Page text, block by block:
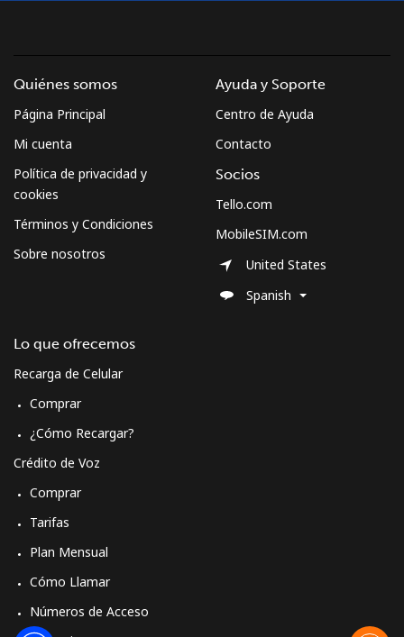
Quiénes somos
Página Principal
Mi cuenta
Política de privacidad y
cookies
Términos y Condiciones
Sobre nosotros
Lo que ofrecemos
Recarga de Celular
Comprar
¿Cómo Recargar?
Crédito de Voz
Comprar
Tarifas
Plan Mensual
Cómo Llamar
Números de Acceso
Ayuda y Soporte
Centro de Ayuda
Contacto
Socios
Tello.com
MobileSIM.com
United States
Spanish